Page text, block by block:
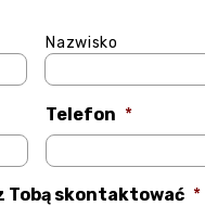
Nazwisko
Telefon *
Tobą skontaktować *